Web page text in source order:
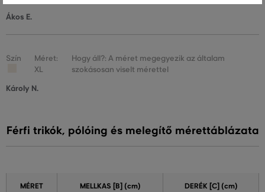
Ákos E.
Szín
Méret:
XL
Hogy áll?: A méret megegyezik az általam
szokásosan viselt mérettel
Károly N.
Férfi trikók, pólóing és melegítő mérettáblázata
MÉRET MELLKAS [B] (cm) DERÉK [C] (cm)